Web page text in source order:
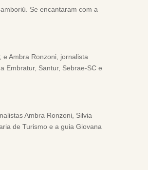
Se encantaram com a
Ambra Ronzoni, jornalista
Embratur, Santur, Sebrae-SC e
Ambra Ronzoni, Silvia
de Turismo e a guia Giovana